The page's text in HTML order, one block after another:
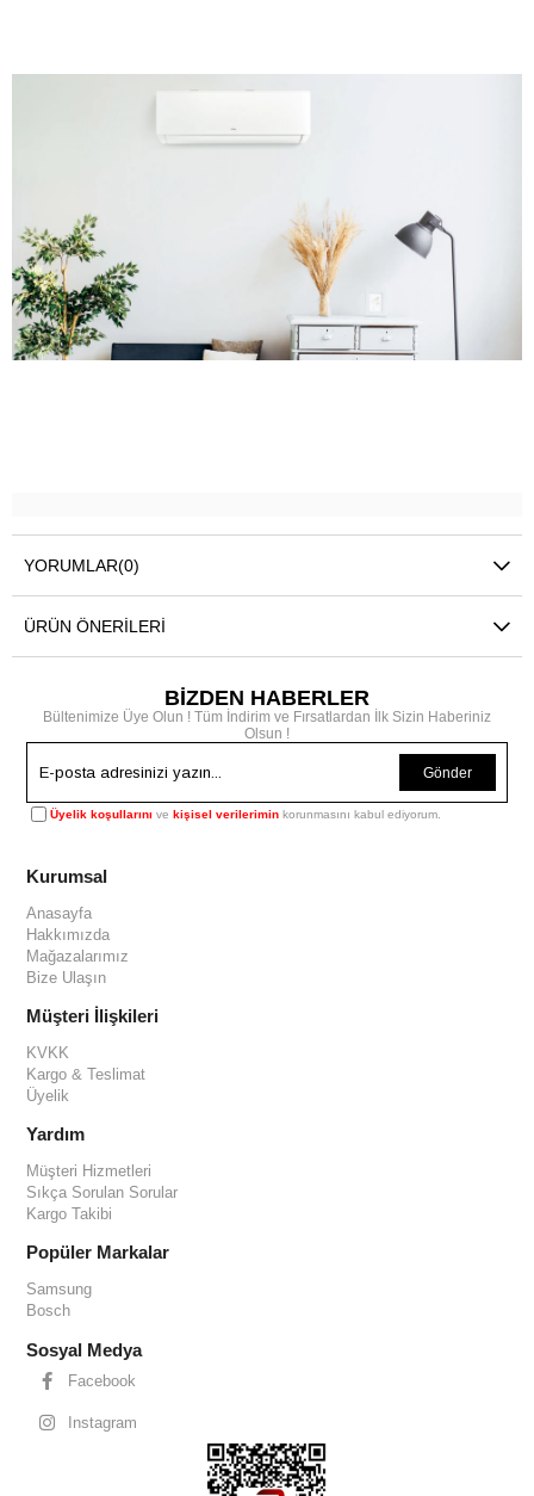
YORUMLAR(0)
ÜRÜN ÖNERILERI
BİZDEN HABERLER
Bültenimize Üye Olun ! Tüm İndirim ve Fırsatlardan İlk Sizin Haberiniz
Olsun !
Gönder
Üyelik koşullarını vekişisel verilerimin korunmasını kabul ediyorum.
Kurumsal
Anasayfa
Hakkımızda
Mağazalarımız
Bize Ulaşın
Müşteri İlişkileri
KVKK
Kargo & Teslimat
Üyelik
Yardım
Müşteri Hizmetleri
Sıkça Sorulan Sorular
Kargo Takibi
Popüler Markalar
Samsung
Bosch
Sosyal Medya
Facebook
Instagram